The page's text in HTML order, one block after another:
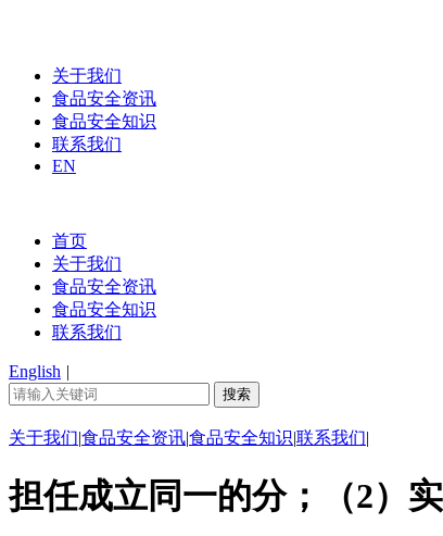
关于我们
食品安全资讯
食品安全知识
联系我们
EN
首页
关于我们
食品安全资讯
食品安全知识
联系我们
English |
关于我们|食品安全资讯|食品安全知识|联系我们|
担任成立同一的分；（2）